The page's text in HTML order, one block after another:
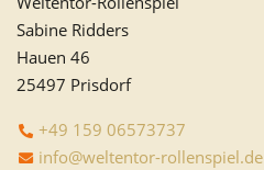
Sabine Ridders
Hauen 46
25497 Prisdorf
+49 159 06573737
info@weltentor-rollenspiel.de